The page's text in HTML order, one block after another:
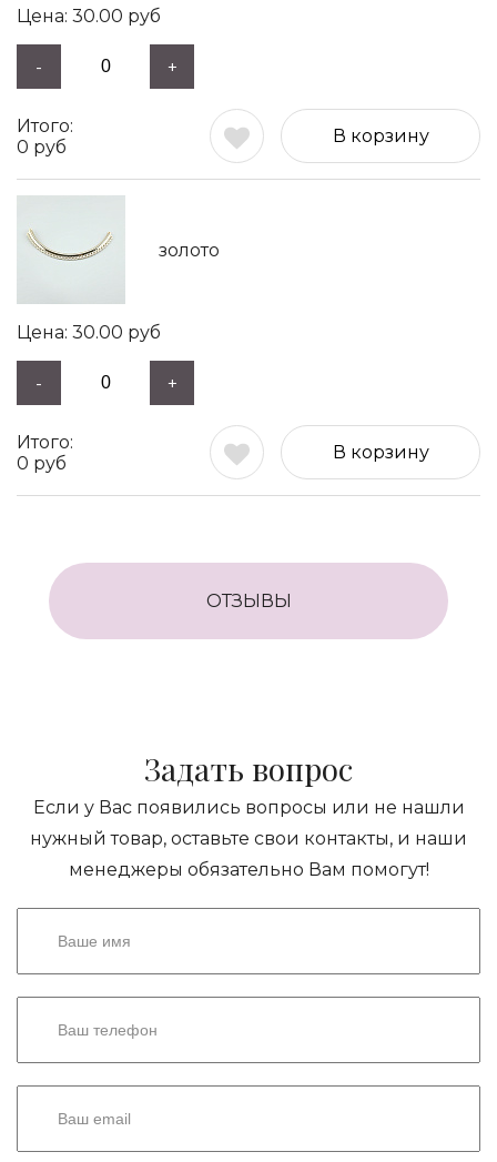
30.00 руб
- +
0 руб
В корзину
золото
30.00 руб
- +
0 руб
В корзину
ОТЗЫВЫ
Задать вопрос
Если у Вас появились вопросы или не нашли
нужный товар, оставьте свои контакты, и наши
менеджеры обязательно Вам помогут!